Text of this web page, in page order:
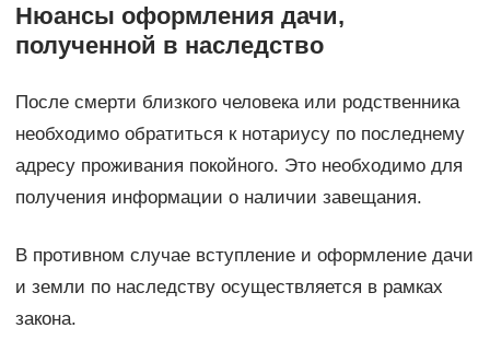
Нюансы оформления дачи,
полученной в наследство
После смерти близкого человека или родственника
необходимо обратиться к нотариусу по последнему
адресу проживания покойного. Это необходимо для
получения информации о наличии завещания.
В противном случае вступление и оформление дачи
и земли по наследству осуществляется в рамках
закона.